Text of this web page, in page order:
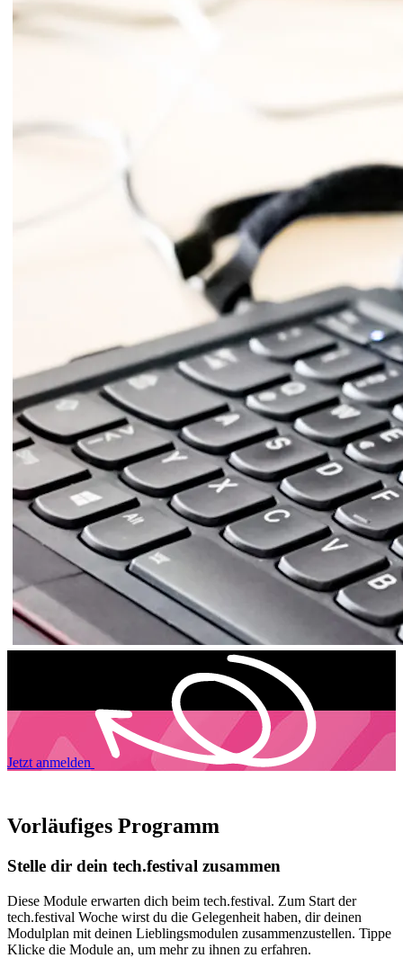
Jetzt anmelden
Vorläufiges Programm
Stelle dir dein tech.festival zusammen
Diese Module erwarten dich beim tech.festival. Zum Start der
tech.festival Woche wirst du die Gelegenheit haben, dir deinen
Modulplan mit deinen Lieblingsmodulen zusammenzustellen. Tippe
Klicke die Module an, um mehr zu ihnen zu erfahren.